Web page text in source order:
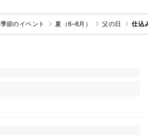
季節のイベント 夏（6–8月） 父の日 仕込